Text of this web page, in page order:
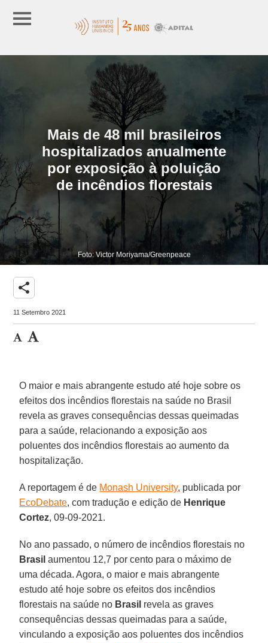
Mais de 48 mil brasileiros
hospitalizados anualmente
por exposição à poluição
de incêndios florestais
Foto: Victor Moriyama/Greenpeace
share
11 Setembro 2021
O maior e mais abrangente estudo até hoje sobre os
efeitos dos incêndios florestais na saúde no Brasil
revela as graves consequências dessas queimadas
para a saúde, relacionando a exposição aos
poluentes dos incêndios florestais ao aumento da
hospitalização.
A reportagem é de Monash University, publicada por
EcoDebate, com tradução e edição de Henrique
Cortez, 09-09-2021.
No ano passado, o número de incêndios florestais no
Brasil aumentou 12,7 por cento para o máximo de
uma década. Agora, o maior e mais abrangente
estudo até hoje sobre os efeitos dos incêndios
florestais na saúde no Brasil revela as graves
consequências dessas queimadas para a saúde,
vinculando a exposição aos poluentes dos incêndios